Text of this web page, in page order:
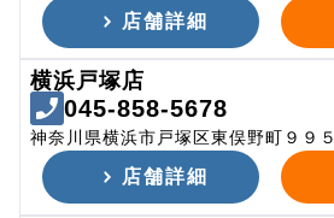
店舗詳細
横浜戸塚店
045-858-5678
神奈川県横浜市戸塚区東俣野町９９５
店舗詳細